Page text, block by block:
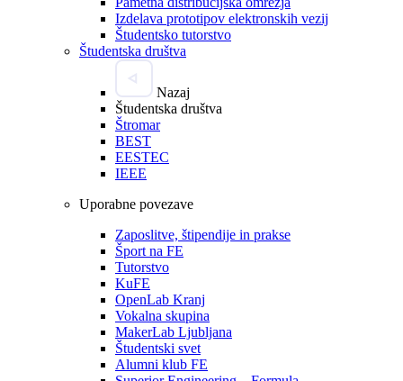
Izdelava prototipov elektronskih vezij
Študentsko tutorstvo
Študentska društva
Nazaj
Študentska društva
Štromar
BEST
EESTEC
IEEE
Uporabne povezave
Zaposlitve, štipendije in prakse
Šport na FE
Tutorstvo
KuFE
OpenLab Kranj
Vokalna skupina
MakerLab Ljubljana
Študentski svet
Alumni klub FE